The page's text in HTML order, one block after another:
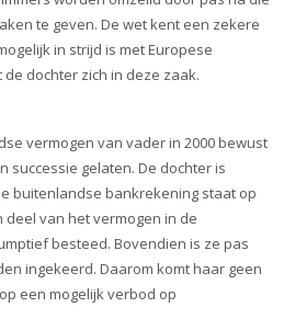
te geven. De wet kent een zekere
in strijd is met Europese
dochter zich in deze zaak.
vermogen van vader in 2000 bewust
successie gelaten. De dochter is
buitenlandse bankrekening staat op
van het vermogen in de
besteed. Bovendien is ze pas
ingekeerd. Daarom komt haar geen
een mogelijk verbod op